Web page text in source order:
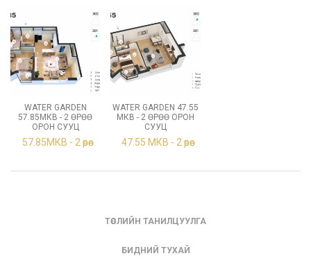
WATER GARDEN
57.85МКВ - 2 ӨРӨӨ
ОРОН СУУЦ
57.85МКВ - 2 өрөө
WATER GARDEN 47.55
МКВ - 2 ӨРӨӨ ОРОН
СУУЦ
47.55 МКВ - 2 өрөө
ТӨСЛИЙН ТАНИЛЦУУЛГА
БИДНИЙ ТУХАЙ